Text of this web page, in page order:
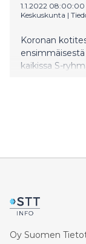
1.1.2022 08:00:00
Keskuskunta |
Koronan
kaikissa S-
Oy Suomen